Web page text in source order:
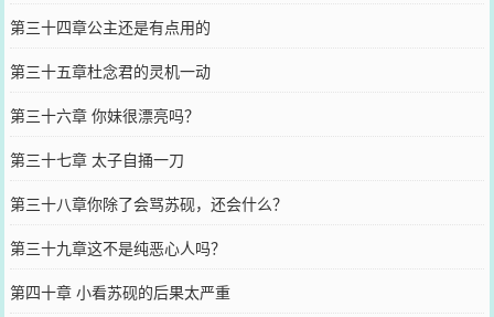
第三十四章公主还是有点用的
第三十五章杜念君的灵机一动
第三十六章 你妹很漂亮吗？
第三十七章 太子自捅一刀
第三十八章你除了会骂苏砚，还会什么？
第三十九章这不是纯恶心人吗？
第四十章 小看苏砚的后果太严重